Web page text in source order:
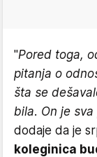
"Pored toga,
pitanja o
šta se
bila. On je
dodaje da je
koleginica